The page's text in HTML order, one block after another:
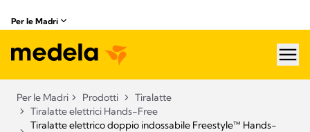
Per le Madri
Per le Madri Prodotti
Tiralatte
Tiralatte elettrici Hands-Free
Tiralatte elettrico doppio indossabile Freestyle™ Hands-